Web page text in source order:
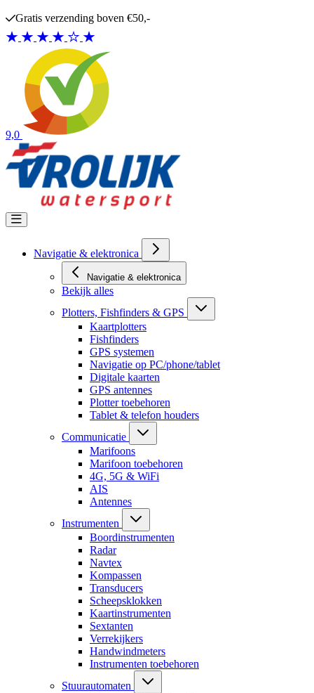
Gratis verzending boven €50,-
9,0
Navigatie & elektronica
Navigatie & elektronica
Bekijk alles
Plotters, Fishfinders & GPS
Kaartplotters
Fishfinders
GPS systemen
Navigatie op PC/phone/tablet
Digitale kaarten
GPS antennes
Plotter toebehoren
Tablet & telefon houders
Communicatie
Marifoons
Marifoon toebehoren
4G, 5G & WiFi
AIS
Antennes
Instrumenten
Boordinstrumenten
Radar
Navtex
Kompassen
Transducers
Scheepsklokken
Kaartinstrumenten
Sextanten
Verrekijkers
Handwindmeters
Instrumenten toebehoren
Stuurautomaten